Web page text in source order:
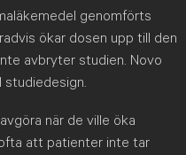
genomförts
ökar dosen upp till den
avbryter studien. Novo
studiedesign.
när de ville öka
att patienter inte tar